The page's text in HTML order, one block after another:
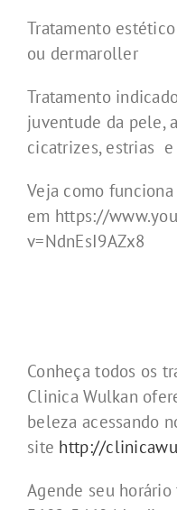
Tratamento
ou dermaroller
Tratamento
juventude da pele,
cicatrizes, estrias e
Veja como funciona
em https://
v=NdnEsI9AZx8
Conheça todos os
Clinica Wulkan
beleza acessando
site http://
Agende seu